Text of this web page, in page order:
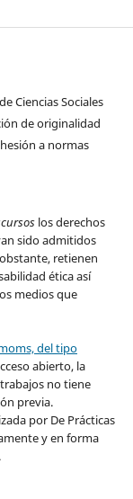
Ciencias Sociales
de originalidad
a normas
los derechos
sido admitidos
retienen
ética así
medios que
del tipo
abierto, la
no tiene
previa.
por De Prácticas
y en forma